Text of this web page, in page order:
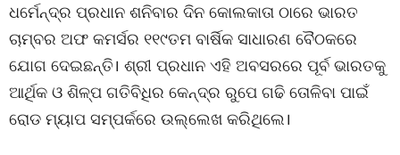
ଧର୍ମେନ୍ଦ୍ର ପ୍ରଧାନ ଶନିବାର ଦିନ କୋଲକାତା ଠାରେ ଭାରତ
ଚାମ୍ବର ଅଫ କମର୍ସର ୧୧୯ତମ ବାର୍ଷିକ ସାଧାରଣ ବୈଠକରେ
ଯୋଗ ଦେଇଛନ୍ତି। ଶ୍ରୀ ପ୍ରଧାନ ଏହି ଅବସରରେ ପୂର୍ବ ଭାରତକୁ
ଆର୍ଥିକ ଓ ଶିଳ୍ପ ଗତିବିଧିର କେନ୍ଦ୍ର ରୁପେ ଗଢି ତୋଳିବା ପାଇଁ
ରୋଡ ମ୍ୟାପ ସମ୍ପର୍କରେ ଉଲ୍ଲେଖ କରିଥିଲେ।